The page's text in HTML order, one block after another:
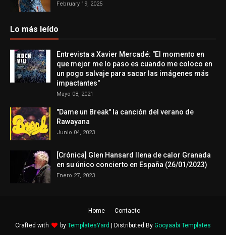
February 19, 2025
Lo más leído
Entrevista a Xavier Mercadé: "El momento en
que mejor me lo paso es cuando me coloco en
un pogo salvaje para sacar las imágenes más
impactantes"
Mayo 08, 2021
"Dame un Break" la canción del verano de
Rawayana
Junio 04, 2023
[Crónica] Glen Hansard llena de calor Granada
en su único concierto en España (26/01/2023)
Enero 27, 2023
Home Contacto
Crafted with by TemplatesYard | Distributed By Gooyaabi Templates